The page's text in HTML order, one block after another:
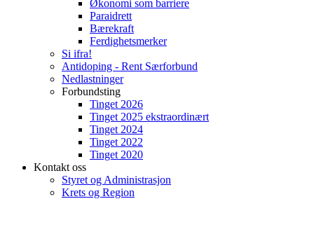
Økonomi som barriere
Paraidrett
Bærekraft
Ferdighetsmerker
Si ifra!
Antidoping - Rent Særforbund
Nedlastninger
Forbundsting
Tinget 2026
Tinget 2025 ekstraordinært
Tinget 2024
Tinget 2022
Tinget 2020
Kontakt oss
Styret og Administrasjon
Krets og Region